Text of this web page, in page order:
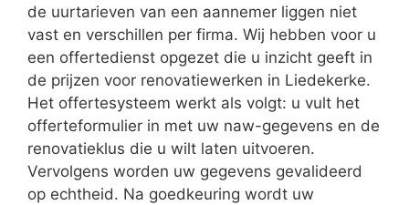
de uurtarieven van een aannemer liggen niet
vast en verschillen per firma. Wij hebben voor u
een offertedienst opgezet die u inzicht geeft in
de prijzen voor renovatiewerken in Liedekerke.
Het offertesysteem werkt als volgt: u vult het
offerteformulier in met uw naw-gegevens en de
renovatieklus die u wilt laten uitvoeren.
Vervolgens worden uw gegevens gevalideerd
op echtheid. Na goedkeuring wordt uw